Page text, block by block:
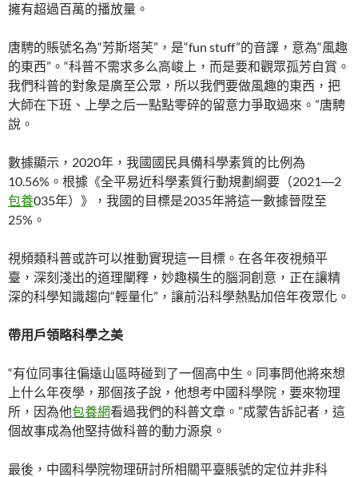
擁有超過百萬的播放量。
唐騁的賬號名為“芳斯塔芙”，是“fun stuff”的音譯，意為“風趣
的東西”。“科普不需求多么高峻上，而是要和觀眾孤芳自賞。
我們科普的對象是廣至公眾，所以我們要做風趣的東西，把
大師在下班、上學之后一點點零碎的留意力爭取過來。”唐騁
說。
數據顯示，2020年，我國國民具備科學素質的比例為
10.56%。根據《全平易近科學素質行動規劃綱要（2021―2
包養035年）》，我國的目標是2035年將這一數據晉陞至
25%。
視頻類科普或許可以推動實現這一目標。在各年夜視頻平
臺，深刻淺出的道理闡釋，妙趣橫生的腦洞創意，正在讓精
深的科學知識趨向“輕量化”，讓前沿科學熱點加倍年夜眾化。
帶用戶領略科學之美
“有位同事往偏遠山區時碰到了一個高中生。同事問他將來想
上什么年夜學，那個孩子說，他想考中國科學院，要來物理
所，因為他包養網看過我們的科普文章。”成蒙告訴記者，這
個故事成為他堅持做科普的動力源泉。
最後，中國科學院物理研討所相關平臺賬號的定位并非科